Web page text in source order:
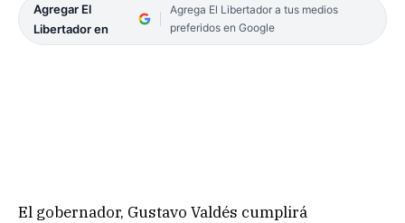
Agregar El
Libertador en
Agrega El Libertador a tus medios
preferidos en Google
El gobernador, Gustavo Valdés cumplirá